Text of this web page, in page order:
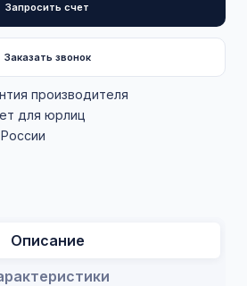
Запросить счет
Заказать звонок
производителя
для юрлиц
Описание